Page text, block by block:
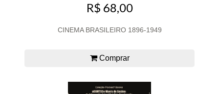
R$ 68,00
CINEMA BRASILEIRO 1896-1949
Comprar